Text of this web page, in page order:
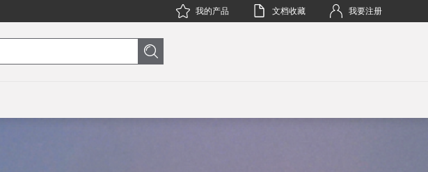
我的产品 文档收藏 我要注册